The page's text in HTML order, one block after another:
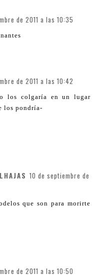
de 2011 a las 10:35
de 2011 a las 10:42
los colgaría en un lugar
los pondría-
10 de septiembre de
que son para morirte
de 2011 a las 10:50